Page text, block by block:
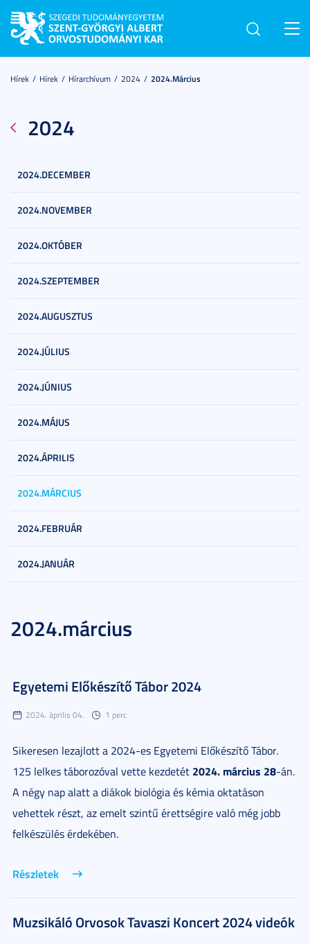
Hírek Hírek Hírarchívum 2024 2024.március
2024
2024.DECEMBER
2024.NOVEMBER
2024.OKTÓBER
2024.SZEPTEMBER
2024.AUGUSZTUS
2024.JÚLIUS
2024.JÚNIUS
2024.MÁJUS
2024.ÁPRILIS
2024.MÁRCIUS
2024.FEBRUÁR
2024.JANUÁR
2024.március
Egyetemi Előkészítő Tábor 2024
2024. április 04. 1 perc
Sikeresen lezajlott a 2024-es Egyetemi Előkészítő Tábor.
125 lelkes táborozóval vette kezdetét 2024. március 28-án.
A négy nap alatt a diákok biológia és kémia oktatáson
vehettek részt, az emelt szintű érettségire való még jobb
felkészülés érdekében.
Részletek
Muzsikáló Orvosok Tavaszi Koncert 2024 videók